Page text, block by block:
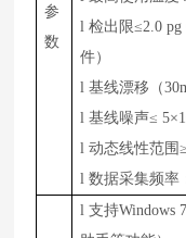
参
数
l检出限≤2.0
件）
l基线漂移（
l基线噪声≤
l动态线性范围
l数据采集频率
l支持Windows